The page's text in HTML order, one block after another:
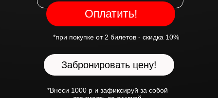
Оплатить!
*при покупке от 2 билетов - скидка 10%
Забронировать цену!
*Внеси 1000 р и зафиксируй за собой